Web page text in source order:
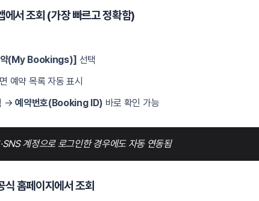
서 조회 (가장 빠르고 정확함)
약(My Bookings)] 선택
예약 목록 자동 표시
→예약번호(Booking ID) 바로 확인 가능
계정으로 로그인한 경우에도 자동 연동됨
홈페이지에서 조회